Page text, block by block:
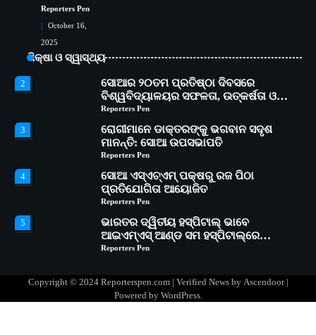
Reporters Pen
October 16,
2025
ଶିକ୍ଷା ଓ ସ୍ୱାସ୍ଥ୍ୟବିଶ୍ୱବିଦ୍ୟାଳୟର ସଫଳତା, ଉତ୍କର୍ଷତା ଓ
3 ରୋଗୀମାନେ ଡାକ୍ତରଙ୍କୁ ଭଗବାନ ସଦୃଶ
ମାନନ୍ତି: ସୋଆ ଉପସଭାପତି
Reporters Pen
4
ସୋଆ ଏସ୍‌ଏଚ୍‌ଏମ୍ ପକ୍ଷରୁ ରଜ ପିଠା
ପ୍ରତିଯୋଗିତା ଆୟୋଜିତ
Reporters Pen
5
ଭାରତର ଦ୍ୱିତୀୟ ହସ୍ପିଟାଲ୍ ଭାବେ
ଆଇଏମ୍‌ଏସ୍ ଆଣ୍ଡ ସମ ହସ୍ପିଟାଲ୍‌ରେ
ଅତ୍ୟାଧୁନିକ ଡିଜିସ୍କାନର ସ୍ଥାପନ
Reporters Pen
1
ସୋଆ ପକ୍ଷରୁ ରାୱେ କାର୍ଯ୍ୟକ୍ରମ ଅଧୀନରେ
୧୧ଟି ଗ୍ରାମରେ ୧୬ଟି କୃଷକ ପ୍ରଶିକ୍ଷଣ
କାର୍ଯ୍ୟକ୍ରମ ଆୟୋଜିତ
Reporters Pen
ବିଶ୍ୱବିଦ୍ୟାଳୟର ସଫଳତା, ଉତ୍କର୍ଷତା ଓ
ଅଗ୍ରଗତିର ସ୍ମୃତିଚାରଣ
Reporters Pen
Copyright © 2024 Reporterspen.com | Verified News by Ascendoor|
Powered by WordPress.